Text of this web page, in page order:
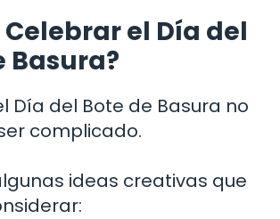
Celebrar el Día del
Basura?
Día del Bote de Basura no
complicado.
ideas creativas que